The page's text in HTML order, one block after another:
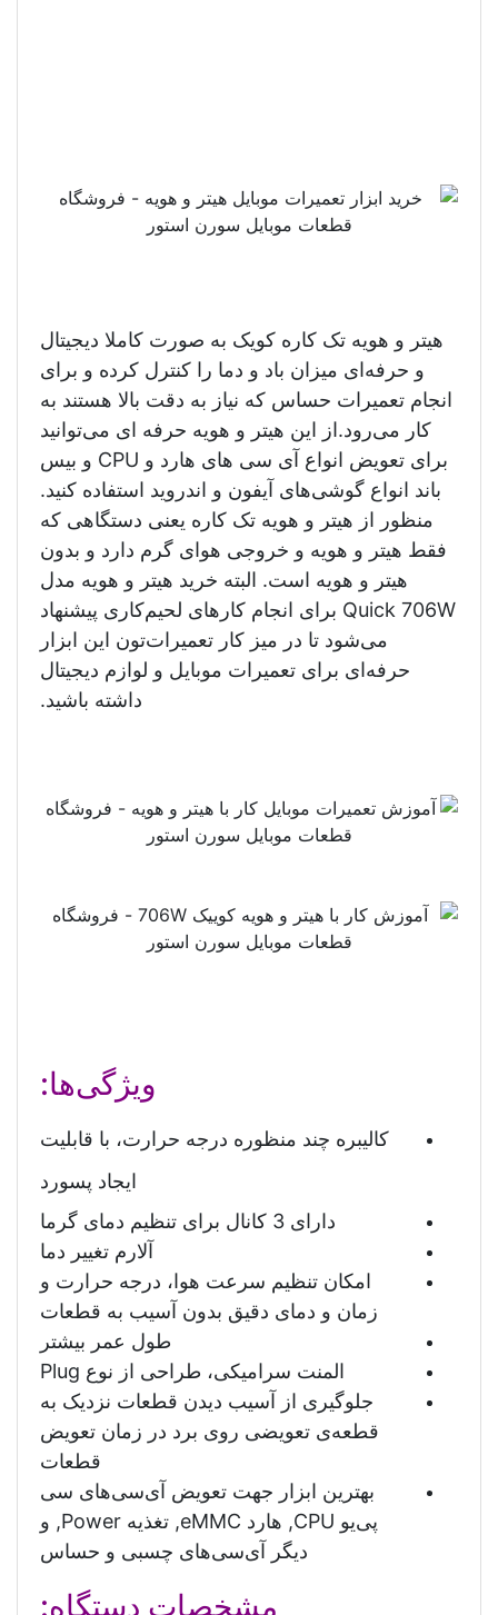
هیتر و هویه تک کاره کویک به صورت کاملا دیجیتال
و حرفه‌ای میزان باد و دما را کنترل کرده و برای
انجام تعمیرات حساس که نیاز به دقت بالا هستند به
کار می‌رود.از این هیتر و هویه حرفه ای می‌توانید
برای تعویض انواع آی سی های هارد و CPU و بیس
باند انواع گوشی‌های آیفون و اندروید استفاده کنید.
منظور از هیتر و هویه تک کاره یعنی دستگاهی که
فقط هیتر و هویه و خروجی هوای گرم دارد و بدون
هیتر و هویه است. البته خرید هیتر و هویه مدل
Quick 706W برای انجام کار‌های لحیم‌کاری پیشنهاد
می‌شود تا در میز کار تعمیرات‌تون این ابزار
حرفه‌ای برای تعمیرات موبایل و لوازم دیجیتال
داشته باشید.
ویژگی‌ها:
کالیبره چند منظوره درجه حرارت، با قابلیت
ایجاد پسورد
دارای 3 کانال برای تنظیم دمای گرما
آلارم تغییر دما
امکان تنظیم سرعت هوا، درجه حرارت و
زمان و دمای دقیق بدون آسیب به قطعات
طول عمر بیشتر
المنت سرامیکی، طراحی از نوع Plug
جلوگیری از آسیب دیدن قطعات نزدیک به
قطعه‌ی تعویضی روی برد در زمان تعویض
قطعات
بهترین ابزار جهت تعویض آی‌سی‌های سی
پی‌یو CPU, هارد eMMC, تغذیه Power, و
دیگر آی‌سی‌های چسبی و حساس
مشخصات دستگاه: